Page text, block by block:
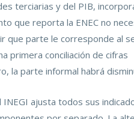
terciarias y del PIB,
que reporta la ENEC no
que parte le corresponde al
primera conciliación de cifras
la parte informal habrá
ajusta todos sus